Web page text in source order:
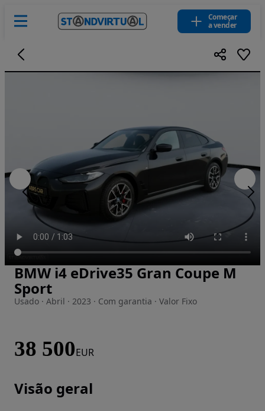
Começar
a vender
Imagem 1 de 39
BMW i4 eDrive35 Gran Coupe M
Sport
Usado · Abril · 2023 · Com garantia · Valor Fixo
38 500EUR
Visão geral